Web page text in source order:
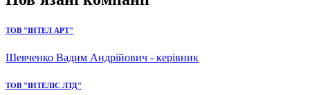
ТОВ "ІНТЕЛ АРТ"
Шевченко Вадим Андрійович - керівник
ТОВ "ІНТЕЛІС ЛТД"